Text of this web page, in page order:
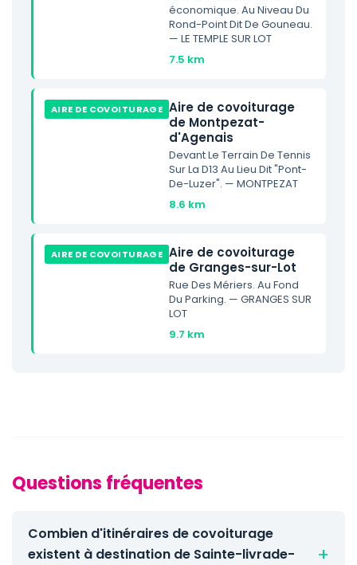
économique. Au Niveau Du
Rond-Point Dit De Gouneau.
— LE TEMPLE SUR LOT
7.5 km
AIRE DE COVOITURAGE Aire de covoiturage
de Montpezat-
d'Agenais
Devant Le Terrain De Tennis
Sur La D13 Au Lieu Dit "Pont-
De-Luzer". — MONTPEZAT
8.6 km
AIRE DE COVOITURAGE Aire de covoiturage
de Granges-sur-Lot
Rue Des Mériers. Au Fond
Du Parking. — GRANGES SUR
LOT
9.7 km
Questions fréquentes
Combien d'itinéraires de covoiturage
existent à destination de Sainte-livrade-